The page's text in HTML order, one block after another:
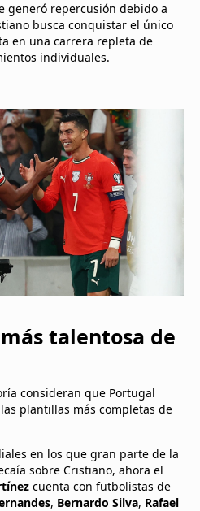
generó repercusión debido a
busca conquistar el único
en una carrera repleta de
individuales.
talentosa de
consideran que Portugal
plantillas más completas de
en los que gran parte de la
sobre Cristiano, ahora el
cuenta con futbolistas de
, Bernardo Silva, Rafael